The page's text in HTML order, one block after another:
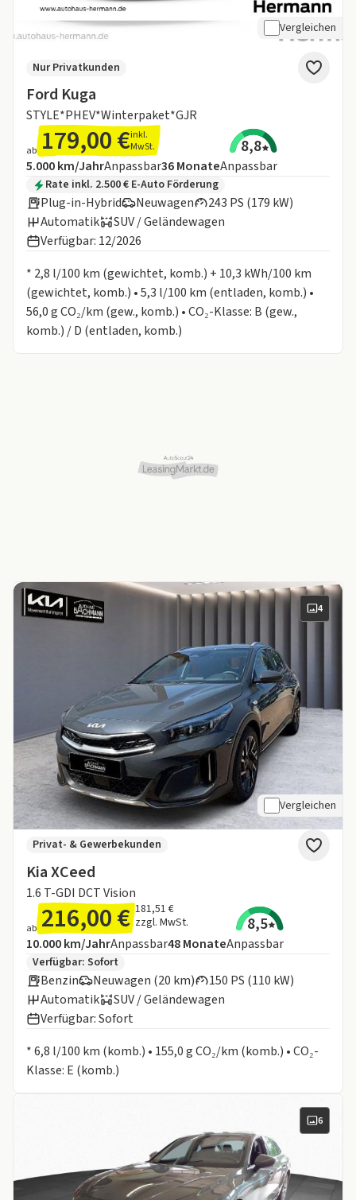
Vergleichen
Ford Kuga
STYLE*PHEV*Winterpaket*GJR
Nur Privatkunden
ab 179,00 €inkl.
MwSt.
8,8
Angebotsdetails:
Inklusive Laufleistung
5.000 km/JahrAnpassbarLaufzeit
36MonateAnpassbar
Zusätzliche Fahrzeuginformationen:
Rate inkl. 2.500 € E-Auto Förderung
Plug-in-Hybrid Neuwagen
243 PS (179 kW)
Automatik
SUV / Geländewagen
Verfügbar: 12/2026
* 2,8 l/100 km (gewichtet, komb.) + 10,3 kWh/100 km
(gewichtet, komb.) • 5,3 l/100 km (entladen, komb.) •
56,0 g CO₂/km (gew., komb.) • CO₂-Klasse: B (gew.,
komb.) / D (entladen, komb.)
4
Vergleichen
Kia XCeed
1.6 T-GDI DCT Vision
Privat- & Gewerbekunden
ab 216,00 € 181,51 €
zzgl. MwSt.
8,5
Angebotsdetails:
Inklusive Laufleistung
10.000 km/JahrAnpassbarLaufzeit
48MonateAnpassbar
Zusätzliche Fahrzeuginformationen:
Verfügbar: Sofort
Benzin Neuwagen (20 km)
150 PS (110 kW)
Automatik
SUV / Geländewagen
Verfügbar: Sofort
* 6,8 l/100 km (komb.) • 155,0 g CO₂/km (komb.) • CO₂-
Klasse: E (komb.)
6